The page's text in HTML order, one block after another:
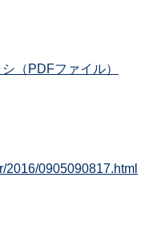
（PDFファイル）
2016/0905090817.html